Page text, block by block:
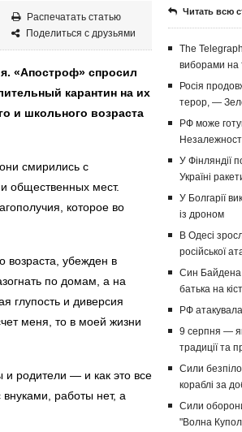
Распечатать статью
Поделиться с друзьями
. «Апостроф» спросил
карантин на их
и школьного возраста
смирились с
общественных мест.
которое во
убежден в
по домам, а на
глупость и диверсия
меня, то в моей жизни
родители — и как это все
работы нет, а
Читать всю
The
виборами на
Росія
терор, —
РФ може
У Фінляндії
Україні
У Болгарії
із дроном
В Одесі
російської
Син Байдена
батька на
РФ
9 серпня —
традиції та
Сили
кораблі за
Сили
"Волна